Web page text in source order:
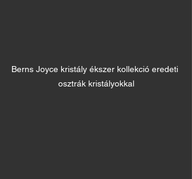
Berns Joyce kristály ékszer kollekció eredeti
osztrák kristályokkal